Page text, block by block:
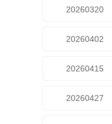
20260320
20260402
20260415
20260427